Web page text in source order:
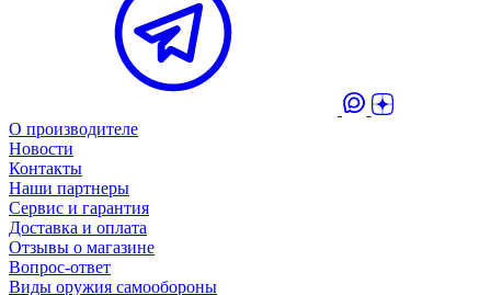
О производителе
Новости
Контакты
Наши партнеры
Сервис и гарантия
Доставка и оплата
Отзывы о магазине
Вопрос-ответ
Виды оружия самообороны